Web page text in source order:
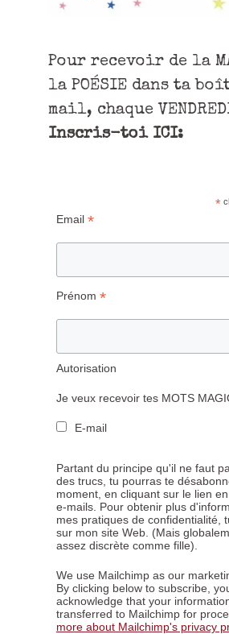
Pour recevoir de la
la POÉSIE dans ta
mail, chaque
Inscris-toi ICI:
*
Email *
Prénom *
Autorisation
Je veux recevoir tes MOTS
E-mail
Partant du principe qu'il ne faut
des trucs, tu pourras te
moment, en cliquant sur le lien
e-mails. Pour obtenir plus
mes pratiques de confidentialité,
sur mon site Web. (Mais
assez discrète comme fille).
We use Mailchimp as our
By clicking below to subscribe,
acknowledge that your
transferred to Mailchimp for
more about Mailchimp's privacy